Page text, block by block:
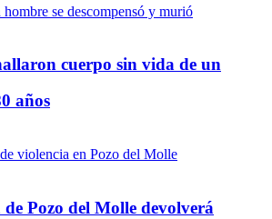
cuerpo sin vida de un
años
Pozo del Molle devolverá